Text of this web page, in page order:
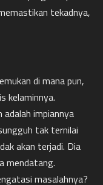
tekadnya,
di mana pun,
kelaminnya.
adalah impiannya
tak ternilai
akan terjadi. Dia
mendatang.
masalahnya?